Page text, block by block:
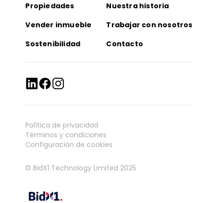
Propiedades
Nuestra historia
Vender inmueble
Trabajar con nosotros
Sostenibilidad
Contacto
Política de privacidad
Términos y condiciones
Configuración de cookies
© BidX1 Technology Limited 2025